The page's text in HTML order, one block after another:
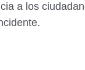
a los